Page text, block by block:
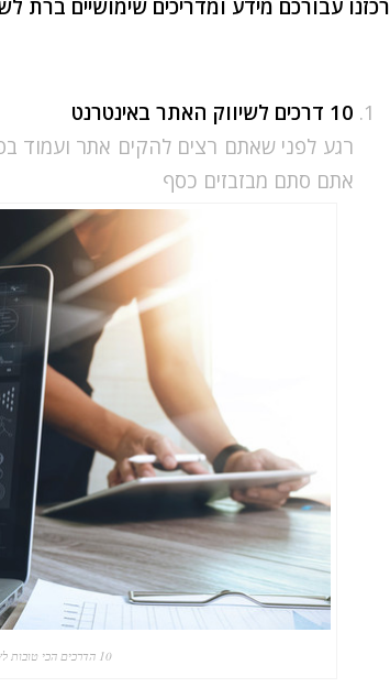
רכזנו עבורכם מידע ומדריכים שימושיים ברת
10 דרכים לשיווק האתר באינטרנט
רגע לפני שאתם רצים להקים אתר ועמוד
אתם סתם מבזבזים כסף
10 הדרכים הכי טובות לשיווק האתר שלכם באינטרנט